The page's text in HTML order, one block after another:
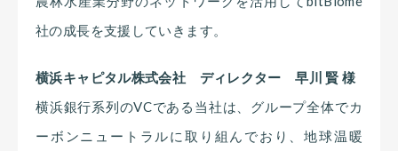
社の成長を支援していきます。
横浜キャピタル株式会社 ディレクター 早川 賢 様
横浜銀行系列のVCである当社は、グループ全体でカ
ーボンニュートラルに取り組んでおり、地球温暖